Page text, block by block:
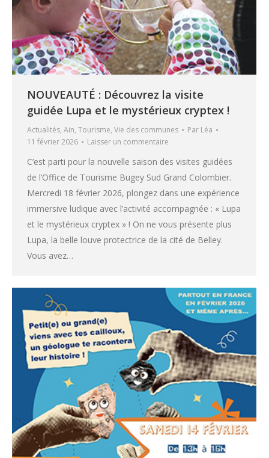
NOUVEAUTÉ : Découvrez la visite
guidée Lupa et le mystérieux cryptex !
Actualités, Ain, Tourisme, Vie des communes Par Léa
11 février 2026
Laisser un commentaire
C’est parti pour la nouvelle saison des visites guidées
de l’Office de Tourisme Bugey Sud Grand Colombier.
Mercredi 18 février 2026, plongez dans une expérience
immersive ludique avec l’activité accompagnée : « Lupa
et le mystérieux cryptex » ! On ne vous présente plus
Lupa, la belle louve protectrice de la cité de Belley.
Vous avez…